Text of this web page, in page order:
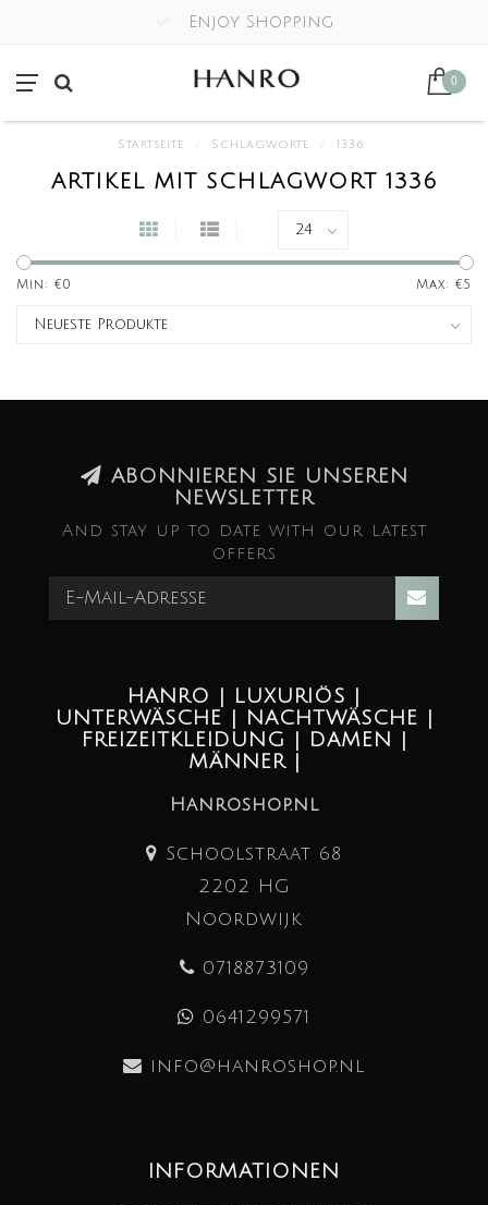
Enjoy Shopping
0
Startseite Schlagworte 1336
ARTIKEL MIT SCHLAGWORT 1336
Min: €0 Max: €5
ABONNIEREN SIE UNSEREN
NEWSLETTER
And stay up to date with our latest
offers
HANRO | LUXURIÖS |
UNTERWÄSCHE | NACHTWÄSCHE |
FREIZEITKLEIDUNG | DAMEN |
MÄNNER |
Hanroshop.nl
Schoolstraat 68
2202 HG
Noordwijk
0718873109
0641299571
info@hanroshop.nl
INFORMATIONEN